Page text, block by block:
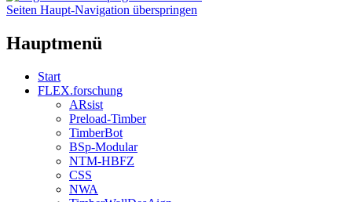
Seiten Haupt-Navigation überspringen
Hauptmenü
Start
FLEX.forschung
ARsist
Preload-Timber
TimberBot
BSp-Modular
NTM-HBFZ
CSS
NWA